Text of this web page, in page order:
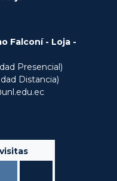
Falconí - Loja -
Presencial)
Distancia)